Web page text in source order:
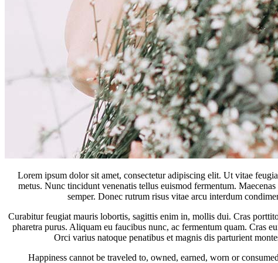
Lorem ipsum dolor sit amet, consectetur adipiscing elit. Ut vitae
metus. Nunc tincidunt venenatis tellus euismod fermentum.
semper. Donec rutrum risus vitae arcu interdum
Curabitur feugiat mauris lobortis, sagittis enim in, mollis dui. Cras
pharetra purus. Aliquam eu faucibus nunc, ac fermentum quam. Cras
Orci varius natoque penatibus et magnis dis parturient
Happiness cannot be traveled to, owned, earned, worn or